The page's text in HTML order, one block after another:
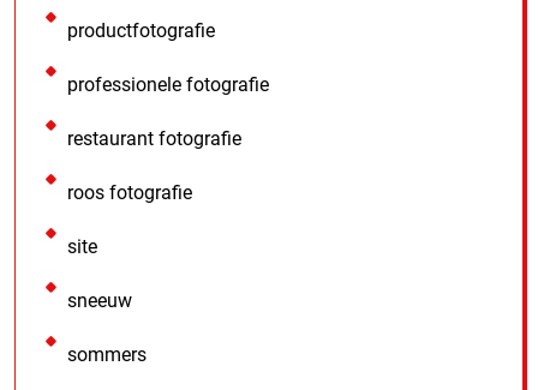
productfotografie
professionele fotografie
restaurant fotografie
roos fotografie
site
sneeuw
sommers